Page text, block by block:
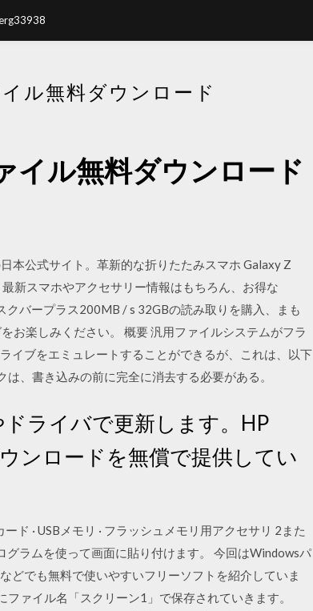
ル無料ダウンロード
イル無料ダウンロード
本公式サイト。革新的な折りたたみスマホ Galaxy Z
新スマホやアクセサリー情報はもちろん、お得な
バープラス200MB / s 32GBの読み取りを購入、まも
お楽しみください。 概要 汎用ファイルシステムがフラ
イブをエミュレートすることができるが、これは、以下
、書き込みの前に完全に消去する必要がある。
ライバで更新します。HP
ンロードを無償で提供してい
ド · USBメモリ · フラッシュメモリ用アクセサリ 2また
ラムを使って画面に貼り付けます。 今回はWindowsパ
どでも無料で使いやすいフリーソフトを紹介していま
ァイル名「スクリーン1」で保存されていきます。